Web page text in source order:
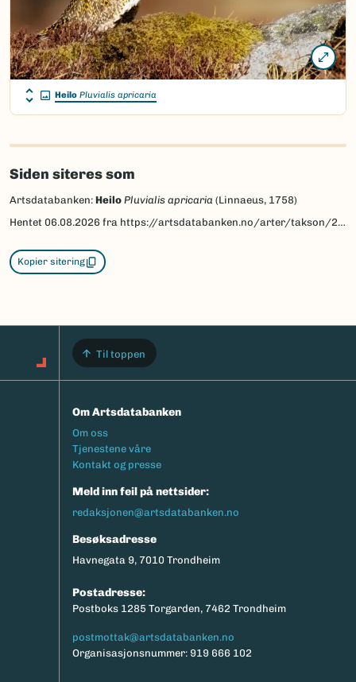
Heilo Pluvialis apricaria
Siden siteres som
Artsdatabanken: Heilo Pluvialis apricaria (Linnaeus, 1758)
Hentet 06.08.2026 fra https://artsdatabanken.no/arter/takson/203531
Kopier sitering
Til toppen
Om Artsdatabanken
Footermeny
Om oss
Tjenestene våre
Kontakt og presse
Meld inn feil på nettsider:
redaksjonen@artsdatabanken.no
Besøksadresse
Havnegata 9, 7010 Trondheim
Postadresse:
Postboks 1285 Torgarden, 7462 Trondheim
postmottak@artsdatabanken.no
Organisasjonsnummer: 919 666 102